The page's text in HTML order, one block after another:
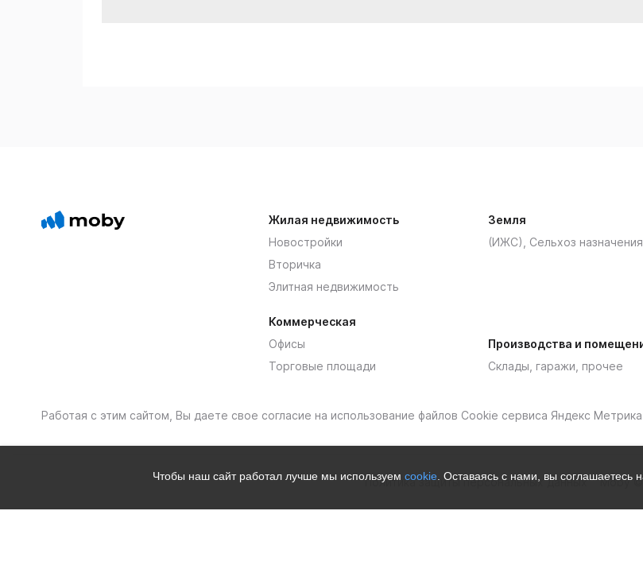
Чтобы наш сайт работал лучше мы используем cookie . Оставаясь с нами, вы соглашаетесь
Жилая недвижимость
Новостройки
Вторичка
Элитная недвижимость
Коммерческая
Офисы
Торговые площади
Земля
(ИЖС), Сельхоз
Производства и
Склады, гаражи, прочее
Работая с этим сайтом, Вы даете свое согласие на использование файлов Cookie сервиса Яндекс Метрика
Политика защиты персональных данных Moby ©